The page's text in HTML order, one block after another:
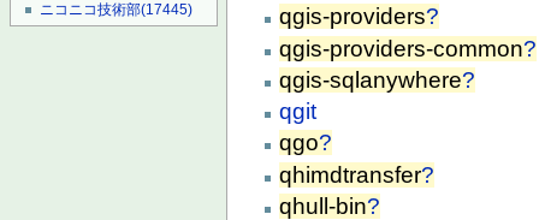
ニコニコ技術部(17445)
qgis-providers?
qgis-providers-common?
qgis-sqlanywhere?
qgit
qgo?
qhimdtransfer?
qhull-bin?